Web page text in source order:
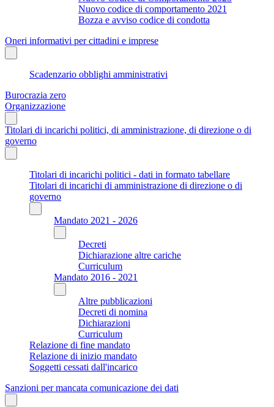
Nuovo codice di comportamento 2021
Bozza e avviso codice di condotta
Oneri informativi per cittadini e imprese
Scadenzario obblighi amministrativi
Burocrazia zero
Organizzazione
Titolari di incarichi politici, di amministrazione, di direzione o di
governo
Titolari di incarichi politici - dati in formato tabellare
Titolari di incarichi di amministrazione di direzione o di
governo
Mandato 2021 - 2026
Decreti
Dichiarazione altre cariche
Curriculum
Mandato 2016 - 2021
Altre pubblicazioni
Decreti di nomina
Dichiarazioni
Curriculum
Relazione di fine mandato
Relazione di inizio mandato
Soggetti cessati dall'incarico
Sanzioni per mancata comunicazione dei dati